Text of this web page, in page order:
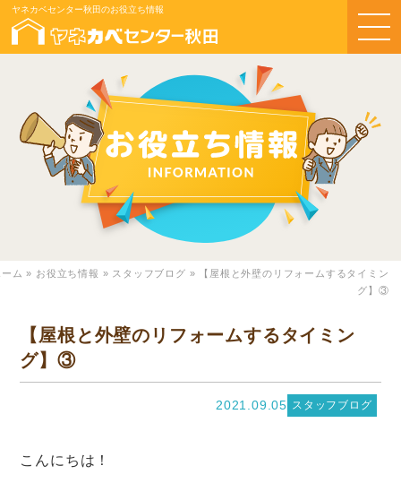
ヤネカベセンター秋田のお役立ち情報
ム » お役立ち情報 » スタッフブログ »
【屋根と外壁のリフォームするタイミン
グ】③
【屋根と外壁のリフォームするタイミン
グ】③
2021.09.05 スタッフブログ
こんにちは！